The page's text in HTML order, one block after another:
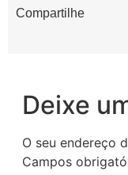
Compartilhe
Deixe
O seu endereço
Campos